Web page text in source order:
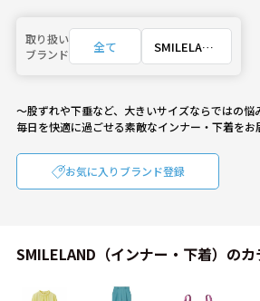
取り扱い
ブランド
全て
SMILELAND
（インナ
～股ずれや下垂など、大きいサイズならではの悩
毎日を快適に過ごせる素敵なインナー・下着をお
お気に入りブランド登録
SMILELAND（インナー・下着）のカ